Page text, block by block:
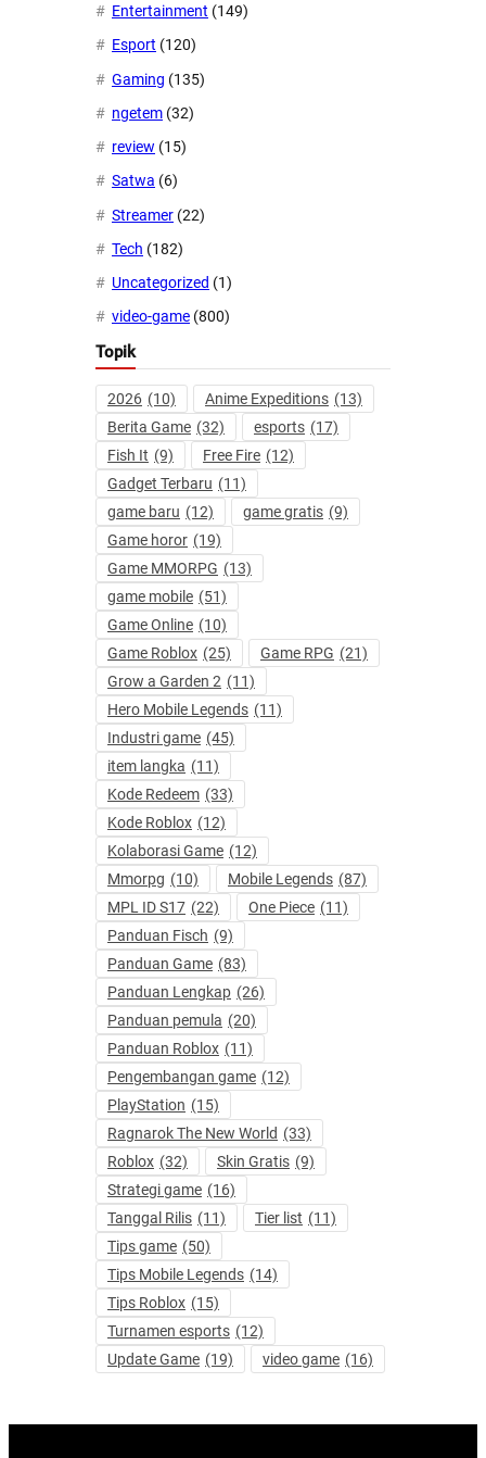
Entertainment (149)
Esport (120)
Gaming (135)
ngetem (32)
review (15)
Satwa (6)
Streamer (22)
Tech (182)
Uncategorized (1)
video-game (800)
Topik
2026 (10) Anime Expeditions (13)
Berita Game (32) esports (17)
Fish It (9) Free Fire (12)
Gadget Terbaru (11)
game baru (12) game gratis (9)
Game horor (19)
Game MMORPG (13)
game mobile (51)
Game Online (10)
Game Roblox (25) Game RPG (21)
Grow a Garden 2 (11)
Hero Mobile Legends (11)
Industri game (45)
item langka (11)
Kode Redeem (33)
Kode Roblox (12)
Kolaborasi Game (12)
Mmorpg (10) Mobile Legends (87)
MPL ID S17 (22) One Piece (11)
Panduan Fisch (9)
Panduan Game (83)
Panduan Lengkap (26)
Panduan pemula (20)
Panduan Roblox (11)
Pengembangan game (12)
PlayStation (15)
Ragnarok The New World (33)
Roblox (32) Skin Gratis (9)
Strategi game (16)
Tanggal Rilis (11) Tier list (11)
Tips game (50)
Tips Mobile Legends (14)
Tips Roblox (15)
Turnamen esports (12)
Update Game (19) video game (16)